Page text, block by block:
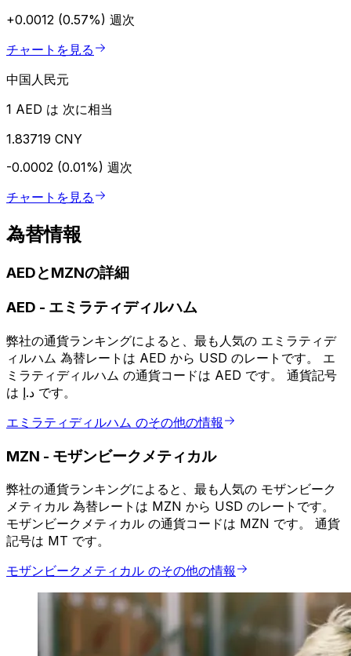
+0.0012 (0.57%) 週次
チャートを見る
中国人民元
1 AED は 次に相当
1.83719 CNY
-0.0002 (0.01%) 週次
チャートを見る
為替情報
AEDとMZNの詳細
AED - エミラティディルハム
弊社の通貨ランキングによると、最も人気の エミラティデ
ィルハム 為替レートは AED から USD のレートです。 エ
ミラティディルハム の通貨コードは AED です。 通貨記号
は د.إ です。
エミラティディルハム のその他の情報
MZN - モザンビークメティカル
弊社の通貨ランキングによると、最も人気の モザンビーク
メティカル 為替レートは MZN から USD のレートです。
モザンビークメティカル の通貨コードは MZN です。 通貨
記号は MT です。
モザンビークメティカル のその他の情報